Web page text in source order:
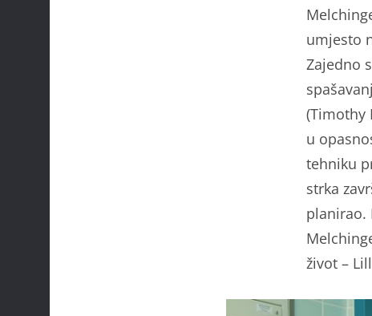
umjesto
Zajedno
(Timothy
u
tehniku
strka
planirao.
život –